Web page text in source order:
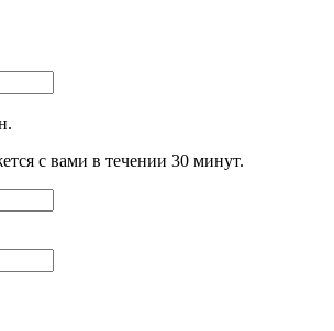
с вами в течении 30 минут.